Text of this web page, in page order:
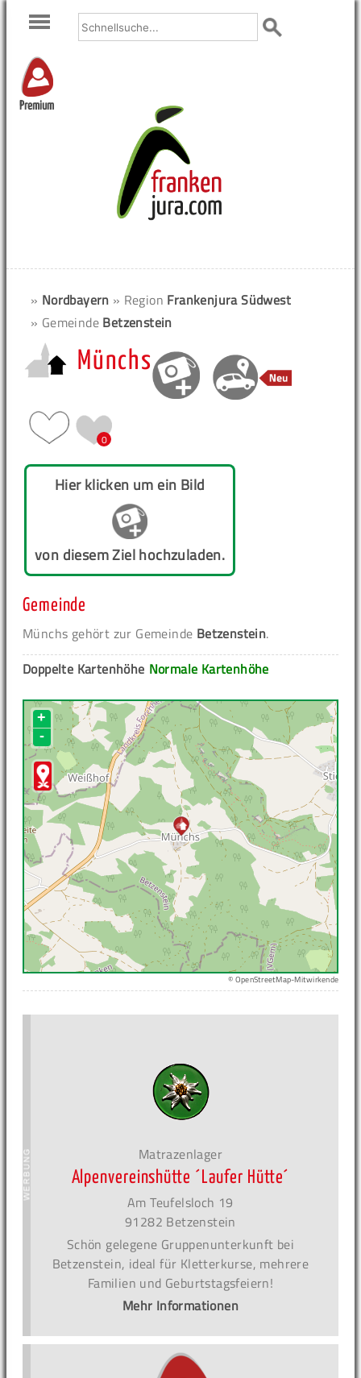
Premium
» Nordbayern » Region Frankenjura Südwest
» Gemeinde Betzenstein
Münchs
0
Hier klicken um ein Bild
von diesem Ziel hochzuladen.
Gemeinde
Münchs gehört zur Gemeinde Betzenstein.
Normale Kartenhöhe
Doppelte Kartenhöhe
+
-
© OpenStreetMap-Mitwirkende
Matrazenlager
Alpenvereinshütte ´Laufer Hütte´
Am Teufelsloch 19
91282 Betzenstein
Schön gelegene Gruppenunterkunft bei
Betzenstein, ideal für Kletterkurse, mehrere
Familien und Geburtstagsfeiern!
Mehr Informationen